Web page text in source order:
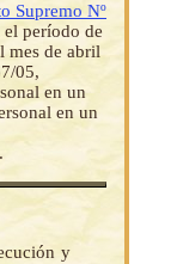
Supremo Nº
período de
mes de abril
05,
en un
en un
y